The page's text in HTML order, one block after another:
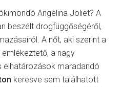
Angelina Joliet? A
beszélt drogfüggőségéről,
A nőt, aki szerint a
a nagy
maradandó
keresve sem találhatott